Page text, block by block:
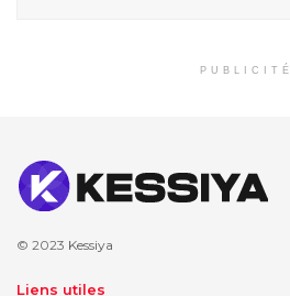
PUBLICITÉ
© 2023 Kessiya
Liens utiles